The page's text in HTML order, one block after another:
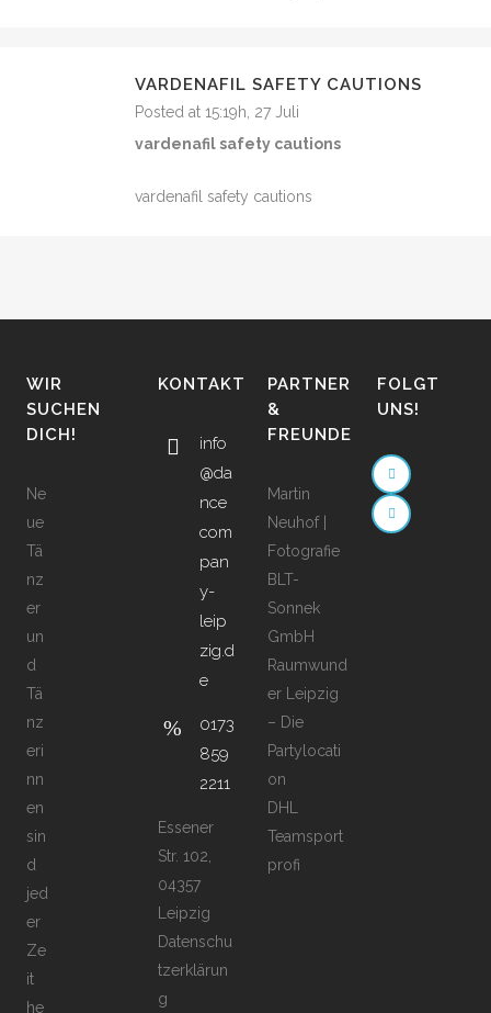
VARDENAFIL SAFETY CAUTIONS
Posted at 15:19h, 27 Juli
vardenafil safety cautions
vardenafil safety cautions
WIR
SUCHEN
DICH!
Ne
ue
Tä
nz
er
un
d
Tä
nz
eri
nn
en
sin
d
jed
er
Ze
it
he
KONTAKT
info
@da
nce
com
pan
y-
leip
zig.d
e
0173
859
2211
Essener
Str. 102,
04357
Leipzig
Datenschu
tzerklärun
g
PARTNER
&
FREUNDE
Martin
Neuhof |
Fotografie
BLT-
Sonnek
GmbH
Raumwund
er Leipzig
– Die
Partylocati
on
DHL
Teamsport
profi
FOLGT
UNS!